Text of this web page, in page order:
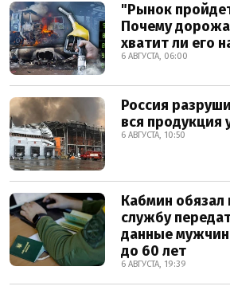
"Рынок
Почему
хватит ли его
6 АВГУСТА, 06:00
Россия
вся продукция
6 АВГУСТА, 10:50
Кабмин обязал
службу
данные мужчин
до 60 лет
6 АВГУСТА, 19:39